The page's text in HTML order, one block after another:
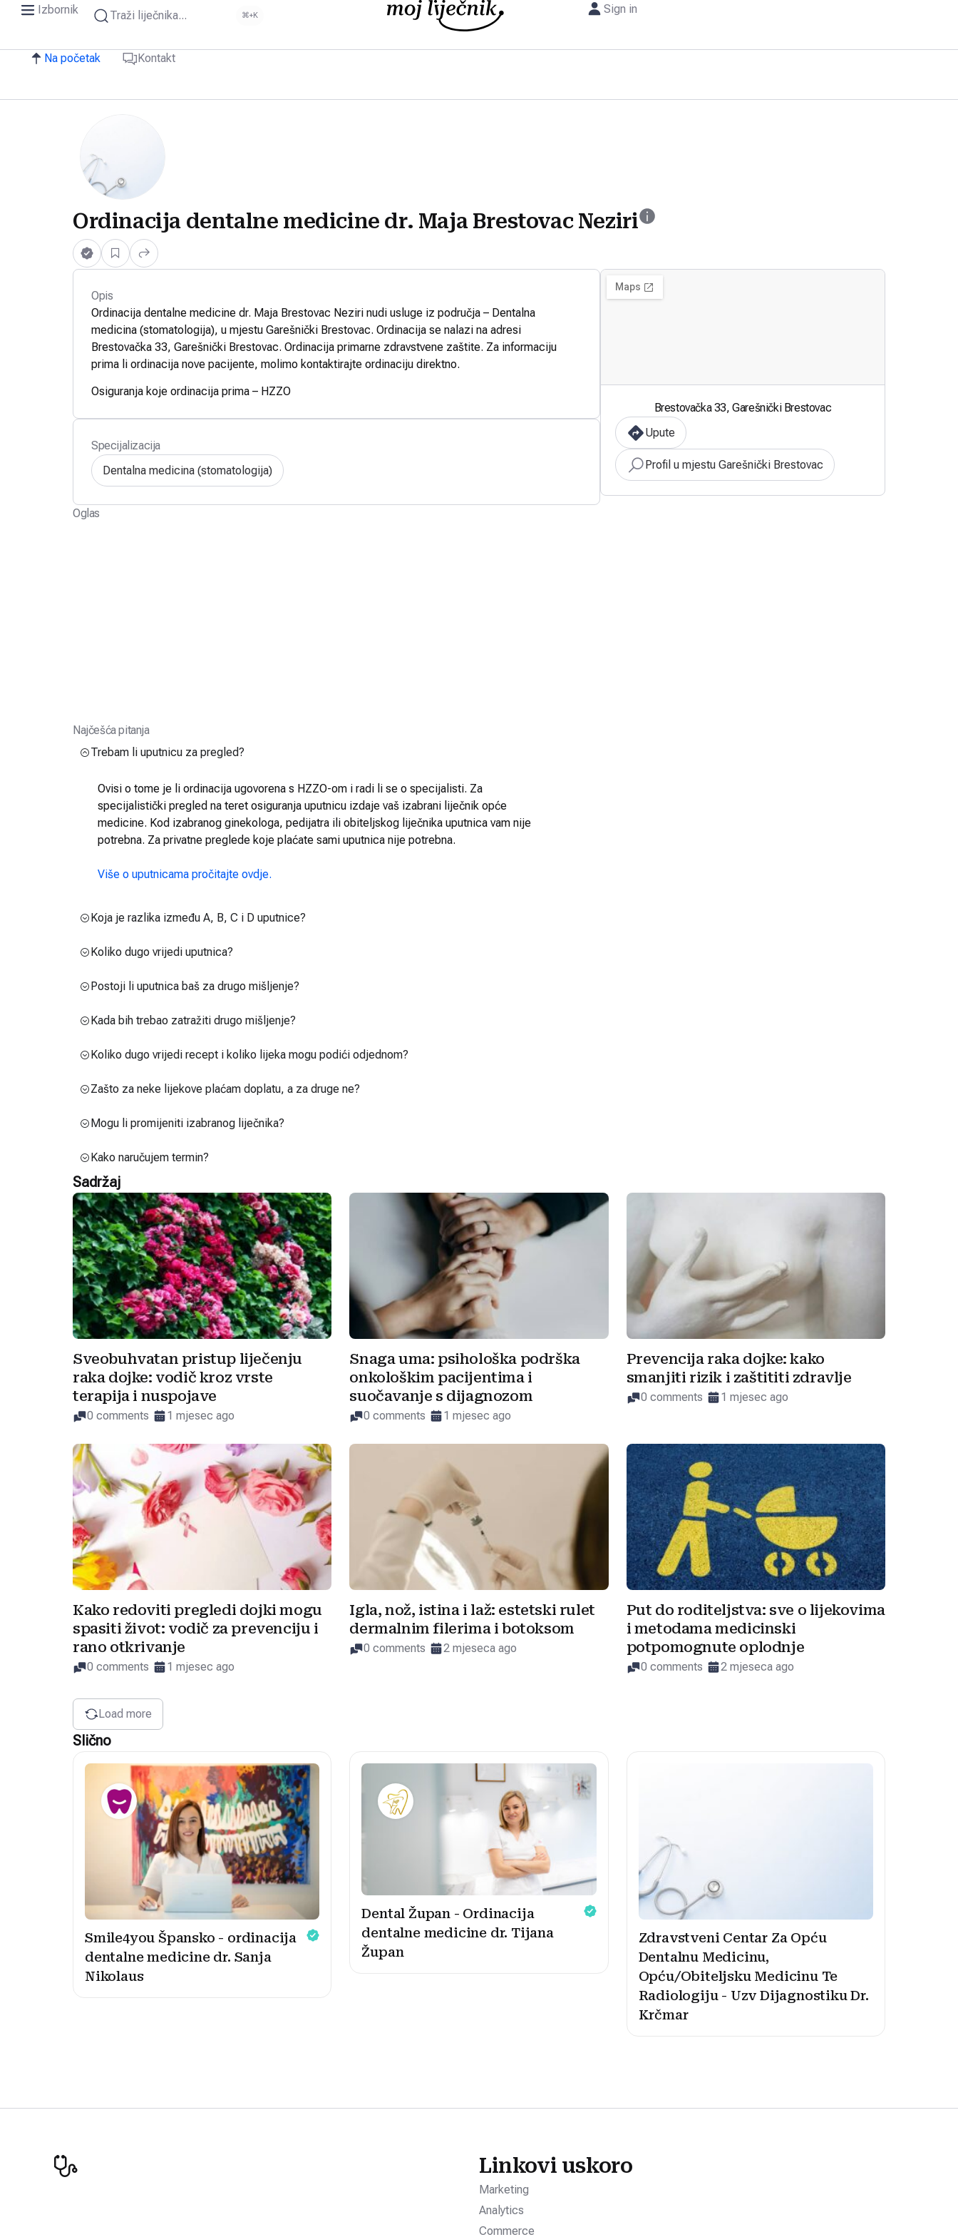
Izbornik Traži liječnika... ⌘+K Sign in
Na početak Kontakt
Ordinacija dentalne medicine dr. Maja Brestovac Neziri
Opis
Ordinacija dentalne medicine dr. Maja Brestovac Neziri nudi usluge iz područja – Dentalna
medicina (stomatologija), u mjestu Garešnički Brestovac. Ordinacija se nalazi na adresi
Brestovačka 33, Garešnički Brestovac. Ordinacija primarne zdravstvene zaštite. Za informaciju
prima li ordinacija nove pacijente, molimo kontaktirajte ordinaciju direktno.
Osiguranja koje ordinacija prima – HZZO
Specijalizacija
Dentalna medicina (stomatologija)
Oglas
Brestovačka 33, Garešnički Brestovac
Upute
Profil u mjestu Garešnički Brestovac
Najčešća pitanja
Trebam li uputnicu za pregled?
Ovisi o tome je li ordinacija ugovorena s HZZO-om i radi li se o specijalisti. Za
specijalistički pregled na teret osiguranja uputnicu izdaje vaš izabrani liječnik opće
medicine. Kod izabranog ginekologa, pedijatra ili obiteljskog liječnika uputnica vam nije
potrebna. Za privatne preglede koje plaćate sami uputnica nije potrebna.
Više o uputnicama pročitajte ovdje.
Koja je razlika između A, B, C i D uputnice?
Koliko dugo vrijedi uputnica?
Postoji li uputnica baš za drugo mišljenje?
Kada bih trebao zatražiti drugo mišljenje?
Koliko dugo vrijedi recept i koliko lijeka mogu podići odjednom?
Zašto za neke lijekove plaćam doplatu, a za druge ne?
Mogu li promijeniti izabranog liječnika?
Kako naručujem termin?
Sadržaj
Sveobuhvatan pristup liječenju
raka dojke: vodič kroz vrste
terapija i nuspojave
0 comments 1 mjesec ago
Snaga uma: psihološka podrška
onkološkim pacijentima i
suočavanje s dijagnozom
0 comments 1 mjesec ago
Prevencija raka dojke: kako
smanjiti rizik i zaštititi zdravlje
0 comments 1 mjesec ago
Kako redoviti pregledi dojki mogu
spasiti život: vodič za prevenciju i
rano otkrivanje
0 comments 1 mjesec ago
Igla, nož, istina i laž: estetski rulet
dermalnim filerima i botoksom
0 comments 2 mjeseca ago
Put do roditeljstva: sve o lijekovima
i metodama medicinski
potpomognute oplodnje
0 comments 2 mjeseca ago
Load more
Slično
Smile4you Špansko - ordinacija
dentalne medicine dr. Sanja
Nikolaus
Dental Župan - Ordinacija
dentalne medicine dr. Tijana
Župan
Zdravstveni Centar Za Opću
Dentalnu Medicinu,
Opću/Obiteljsku Medicinu Te
Radiologiju - Uzv Dijagnostiku Dr.
Krčmar
Linkovi uskoro
Marketing
Analytics
Commerce